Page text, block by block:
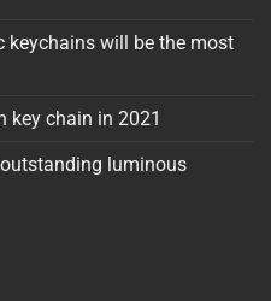
keychains will be the most
key chain in 2021
luminous